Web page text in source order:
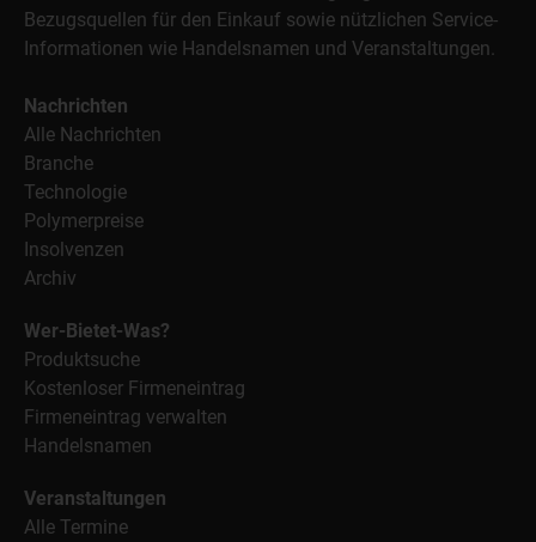
Bezugsquellen für den Einkauf sowie nützlichen Service-
Informationen wie Handelsnamen und Veranstaltungen.
Nachrichten
Alle Nachrichten
Branche
Technologie
Polymerpreise
Insolvenzen
Archiv
Wer-Bietet-Was?
Produktsuche
Kostenloser Firmeneintrag
Firmeneintrag verwalten
Handelsnamen
Veranstaltungen
Alle Termine